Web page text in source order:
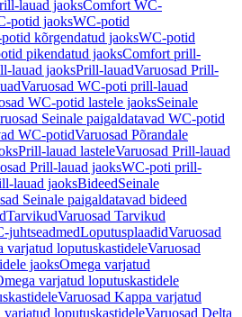
lauad jaoksComfort WC-
potid jaoksWC-potid
kõrgendatud jaoksWC-potid
pikendatud jaoksComfort prill-
lauad jaoksPrill-lauadVaruosad Prill-
Varuosad WC-poti prill-lauad
WC-potid lastele jaoksSeinale
Seinale paigaldatavad WC-potid
WC-potidVaruosad Põrandale
Prill-lauad lasteleVaruosad Prill-lauad
Prill-lauad jaoksWC-poti prill-
lauad jaoksBideedSeinale
Seinale paigaldatavad bideed
TarvikudVaruosad Tarvikud
juhtseadmedLoputusplaadidVaruosad
varjatud loputuskastideleVaruosad
jaoksOmega varjatud
varjatud loputuskastidele
Varuosad Kappa varjatud
varjatud loputuskastideleVaruosad Delta